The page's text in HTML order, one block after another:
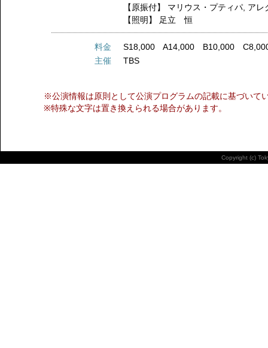
【原振付】 マリウス・プティパ アレ
【照明】
足立 恒
料金
S18,000 A14,000 B10,000
主催
TBS
※公演情報は原則として公演プログラムの記載に基づいて
※特殊な文字は置き換えられる場合があります。
Copyright (c)